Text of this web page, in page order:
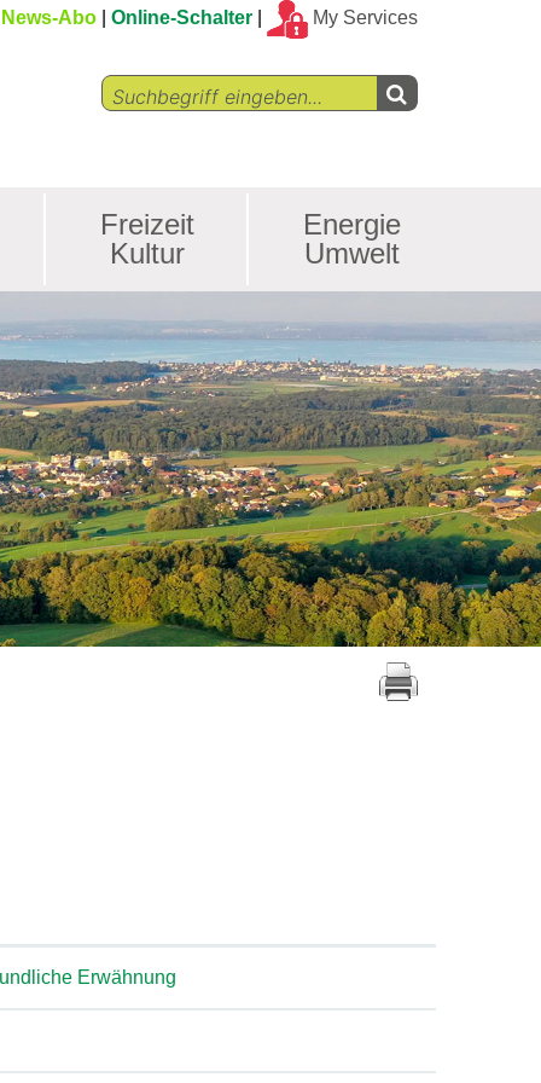
News-Abo Online-Schalter My Services
Freizeit
Kultur
Energie
Umwelt
Erwähnung